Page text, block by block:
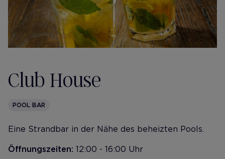
Club House
POOL BAR
Eine Strandbar in der Nähe des beheizten Pools.
Öffnungszeiten: 12:00 - 16:00 Uhr